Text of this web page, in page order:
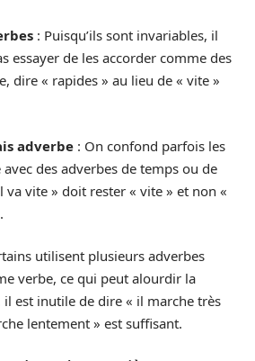
: Puisqu’ils sont invariables, il
essayer de les accorder comme des
dire « rapides » au lieu de « vite »
adverbe : On confond parfois les
des adverbes de temps ou de
va vite » doit rester « vite » et non «
utilisent plusieurs adverbes
verbe, ce qui peut alourdir la
il est inutile de dire « il marche très
lentement » est suffisant.